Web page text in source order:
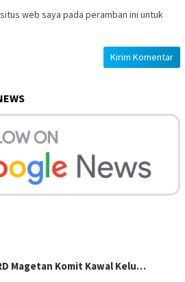
web saya pada peramban ini untuk
Magetan Komit Kawal Kelu…